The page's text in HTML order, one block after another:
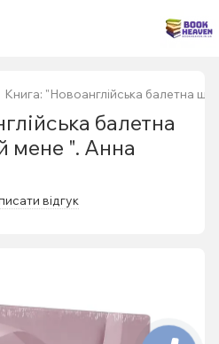
Книга: "Новоанглійська балетна
балетна
мене ". Анна
відгук